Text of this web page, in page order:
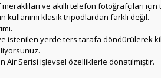
ve akıllı telefon fotoğrafçıları
kullanımı klasik tripodlardan farklı değil.
istenilen yerde ters tarafa döndürülerek
Air Serisi işlevsel özelliklerle donatılmıştır.